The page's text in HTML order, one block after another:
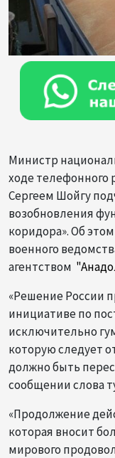
Министр
ходе телефонного
Сергеем Шойгу
возобновления
коридора». Об
военного
агентством
«Решение России
инициативе по
исключительно
которую следует
должно быть
сообщении слова
«Продолжение
которая вносит
мирового